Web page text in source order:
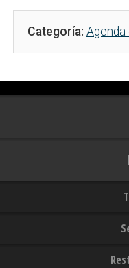
Categoría: